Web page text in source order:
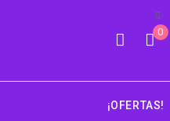
0
¡OFERTAS!